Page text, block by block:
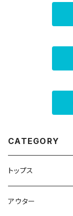
CATEGORY
トップス
スウェット・パーカー
アウター